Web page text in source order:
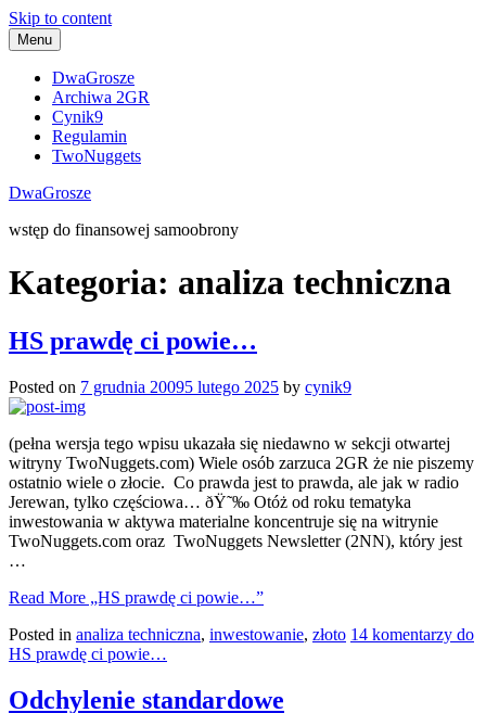
Skip to content
Menu
DwaGrosze
Archiwa 2GR
Cynik9
Regulamin
TwoNuggets
DwaGrosze
wstęp do finansowej samoobrony
Kategoria: analiza techniczna
HS prawdę ci powie…
Posted on 7 grudnia 20095 lutego 2025 by cynik9
(pełna wersja tego wpisu ukazała się niedawno w sekcji otwartej
witryny TwoNuggets.com) Wiele osób zarzuca 2GR że nie piszemy
ostatnio wiele o złocie. Co prawda jest to prawda, ale jak w radio
Jerewan, tylko częściowa… ðŸ˜‰ Otóż od roku tematyka
inwestowania w aktywa materialne koncentruje się na witrynie
TwoNuggets.com oraz TwoNuggets Newsletter (2NN), który jest
…
Read More „HS prawdę ci powie…”
Posted in analiza techniczna, inwestowanie, złoto 14 komentarzy do
HS prawdę ci powie…
Odchylenie standardowe